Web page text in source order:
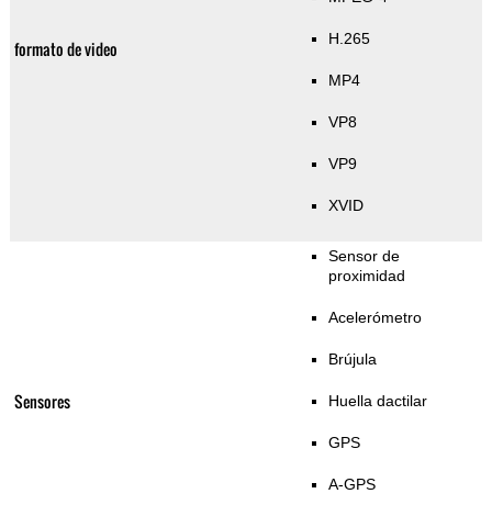
formato de video H.265
MP4
VP8
VP9
XVID
Sensores
Sensor de
proximidad
Acelerómetro
Brújula
Huella dactilar
GPS
A-GPS